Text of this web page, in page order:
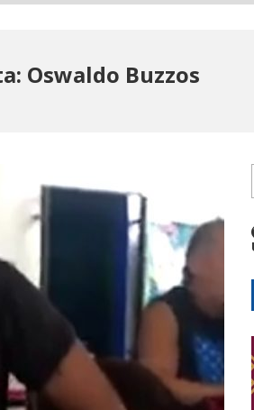
Oswaldo Buzzos